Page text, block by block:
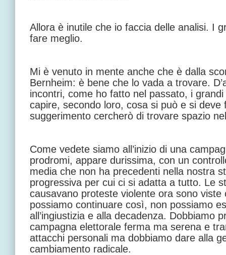
Allora è inutile che io faccia delle analisi. I
fare meglio.
Mi è venuto in mente anche che è dalla
Bernheim: è bene che lo vada a trovare.
incontri, come ho fatto nel passato, i
capire, secondo loro, cosa si può e si deve
suggerimento cercherò di trovare spazio
Come vedete siamo all’inizio di una
prodromi, appare durissima, con un
media che non ha precedenti nella nostra
progressiva per cui ci si adatta a tutto. Le
causavano proteste violente ora sono viste
possiamo continuare così, non possiamo
all’ingiustizia e alla decadenza. Dobbiamo
campagna elettorale ferma ma serena e
attacchi personali ma dobbiamo dare alla
cambiamento radicale.